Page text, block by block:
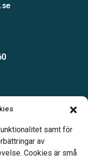
samt för
av
Cookies är små